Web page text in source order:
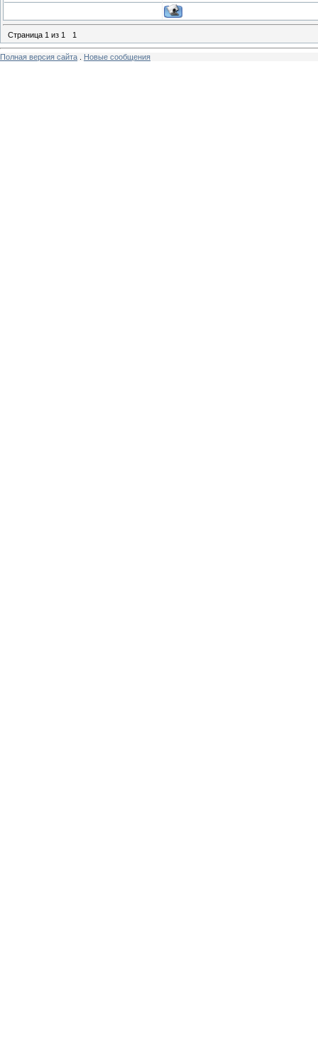
Страница 1 из 1 1
Полная версия сайта Новые сообщения